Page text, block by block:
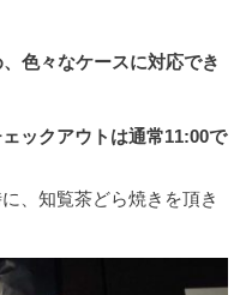
色々なケースに対応でき
ックアウトは通常11:00で
、知覧茶どら焼きを頂き